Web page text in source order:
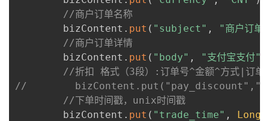
//商户订单名称
        bizContent
. put ( "subject" ,
"商户订单
//商户订单详情
        bizContent
. put ( "body" , "支付宝支付"
//折扣 格式（3段）:订单号^金额^方式|订单
//
//下单时间戳，unix时间戳
        bizContent
. put ( "trade_time" , Long